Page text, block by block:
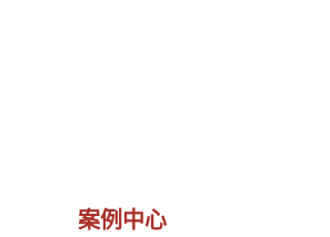
案例中心